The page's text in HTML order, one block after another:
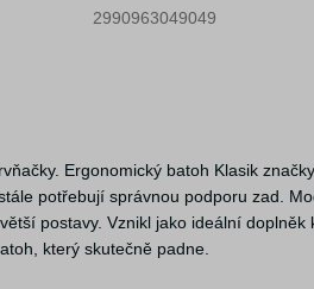
2990963049049
Ergonomický batoh Klasik značky
potřebují správnou podporu zad.
postavy. Vznikl jako ideální doplněk
který skutečně padne.